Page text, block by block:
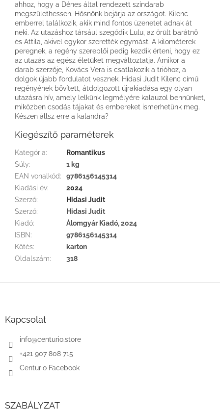
ahhoz, hogy a Dénes által rendezett színdarab
megszülethessen. Hősnőnk bejárja az országot. Kilenc
emberrel találkozik, akik mind fontos üzenetet adnak át
neki. Az utazáshoz társául szegődik Lulu, az őrült barátnő
és Attila, akivel egykor szerették egymást. A kilométerek
peregnek, a regény szereplői pedig kezdik érteni, hogy ez
az utazás az egész életüket megváltoztatja. Amikor a
darab szerzője, Kovács Vera is csatlakozik a trióhoz, a
dolgok újabb fordulatot vesznek. Hidasi Judit Kilenc című
regényének bővített, átdolgozott újrakiadása egy olyan
utazásra hív, amely lelkünk legmélyére kalauzol bennünket,
miközben csodás tájakat és embereket ismerhetünk meg.
Készen állsz erre a kalandra?
Kiegészítő paraméterek
Kategória:
Romantikus
Súly:
1 kg
EAN vonalkód:
9786156145314
Kiadási év:
2024
Szerző:
Hidasi Judit
Szerző:
Hidasi Judit
Kiadó:
Álomgyár Kiadó, 2024
ISBN:
9786156145314
Kötés:
karton
Oldalszám: 318
Kapcsolat
info@centurio.store
+421 907 808 715
Centurio Facebook
SZABÁLYZAT